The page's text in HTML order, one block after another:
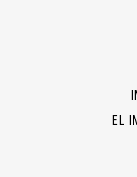
EL